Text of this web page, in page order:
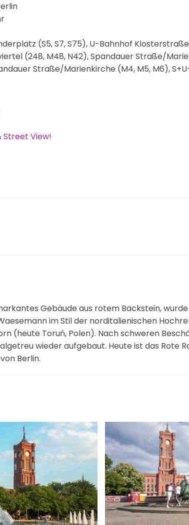
(S5, S7, S75), U-Bahnhof
(248, M48, N42), Spandauer Straße/
Straße/Marienkirche (M4, M5, M6),
Street View!
Gebäude aus rotem Backstein, wurde
im Stil der norditalienischen
(heute Toruń, Polen). Nach schweren
wieder aufgebaut. Heute ist das Rote
Berlin​.